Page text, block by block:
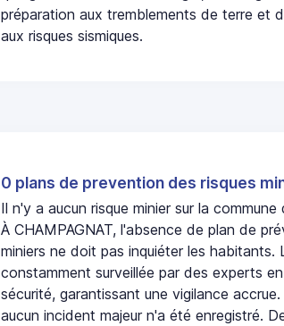
préparation aux tremblements de terre et
aux risques sismiques.
0 plans de prevention des risques
Il n'y a aucun risque minier sur la commune
À CHAMPAGNAT, l'absence de plan de
miniers ne doit pas inquiéter les habitants.
constamment surveillée par des experts
sécurité, garantissant une vigilance
aucun incident majeur n'a été enregistré.